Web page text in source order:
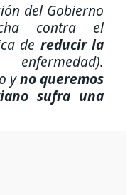
del Gobierno
contra el
de reducir la
yno queremos
sufra una